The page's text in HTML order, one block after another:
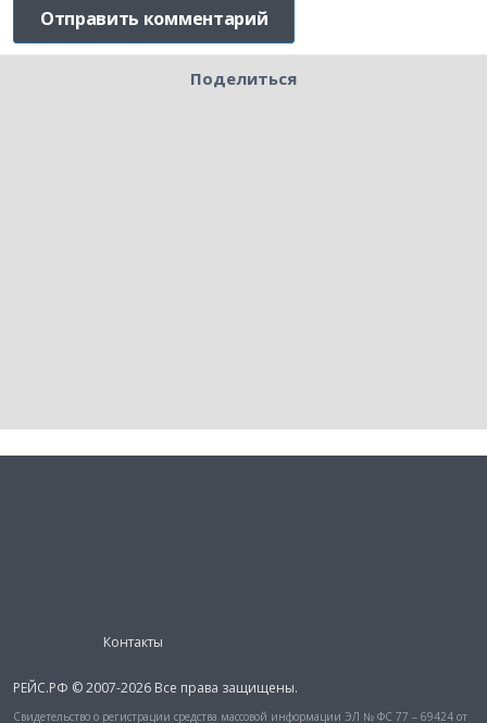
Поделиться
Контакты
РЕЙС.РФ © 2007-2026 Все права защищены.
Свидетельство о регистрации средства массовой информации ЭЛ № ФС 77 – 69424 от